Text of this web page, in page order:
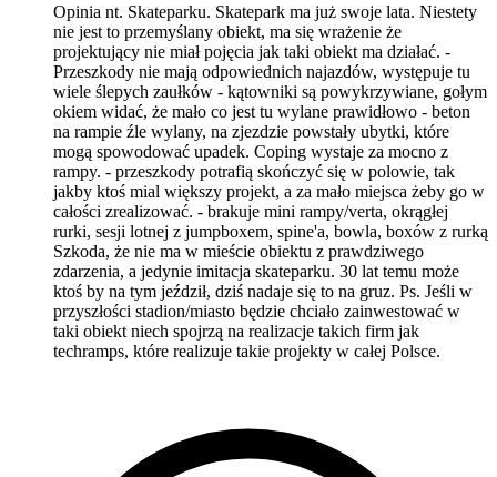
Opinia nt. Skateparku. Skatepark ma już swoje lata. Niestety
nie jest to przemyślany obiekt, ma się wrażenie że
projektujący nie miał pojęcia jak taki obiekt ma działać. -
Przeszkody nie mają odpowiednich najazdów, występuje tu
wiele ślepych zaułków - kątowniki są powykrzywiane, gołym
okiem widać, że mało co jest tu wylane prawidłowo - beton
na rampie źle wylany, na zjezdzie powstały ubytki, które
mogą spowodować upadek. Coping wystaje za mocno z
rampy. - przeszkody potrafią skończyć się w polowie, tak
jakby ktoś mial większy projekt, a za mało miejsca żeby go w
całości zrealizować. - brakuje mini rampy/verta, okrągłej
rurki, sesji lotnej z jumpboxem, spine'a, bowla, boxów z rurką
Szkoda, że nie ma w mieście obiektu z prawdziwego
zdarzenia, a jedynie imitacja skateparku. 30 lat temu może
ktoś by na tym jeździł, dziś nadaje się to na gruz. Ps. Jeśli w
przyszłości stadion/miasto będzie chciało zainwestować w
taki obiekt niech spojrzą na realizacje takich firm jak
techramps, które realizuje takie projekty w całej Polsce.